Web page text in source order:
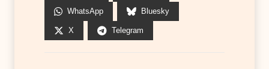
WhatsApp Bluesky
X Telegram